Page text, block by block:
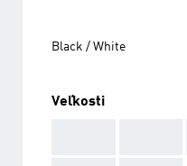
Black / White
Veľkosti